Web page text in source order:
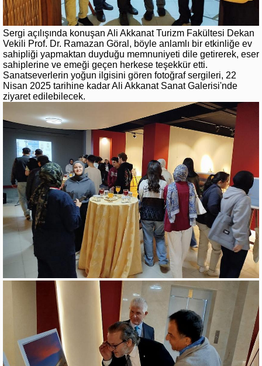
Sergi açılışında konuşan Ali Akkanat Turizm Fakültesi Dekan
Vekili Prof. Dr. Ramazan Göral, böyle anlamlı bir etkinliğe ev
sahipliği yapmaktan duyduğu memnuniyeti dile getirerek, eser
sahiplerine ve emeği geçen herkese teşekkür etti.
Sanatseverlerin yoğun ilgisini gören fotoğraf sergileri, 22
Nisan 2025 tarihine kadar Ali Akkanat Sanat Galerisi'nde
ziyaret edilebilecek.